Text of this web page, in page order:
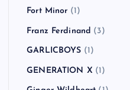
Fort Minor (1)
Franz Ferdinand (3)
GARLICBOYS (1)
GENERATION X (1)